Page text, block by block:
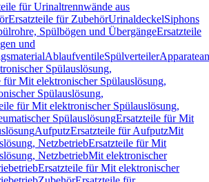
für Urinaltrennwände aus
Ersatzteile für ZubehörUrinaldeckelSiphons
Spülbögen und ÜbergängeErsatzteile
und
AblaufventileSpülverteiler
Spülauslösung,
für Mit elektronischer Spülauslösung,
Spülauslösung,
für Mit elektronischer Spülauslösung,
SpülauslösungErsatzteile für Mit
AufputzErsatzteile für AufputzMit
NetzbetriebErsatzteile für Mit
NetzbetriebMit elektronischer
Ersatzteile für Mit elektronischer